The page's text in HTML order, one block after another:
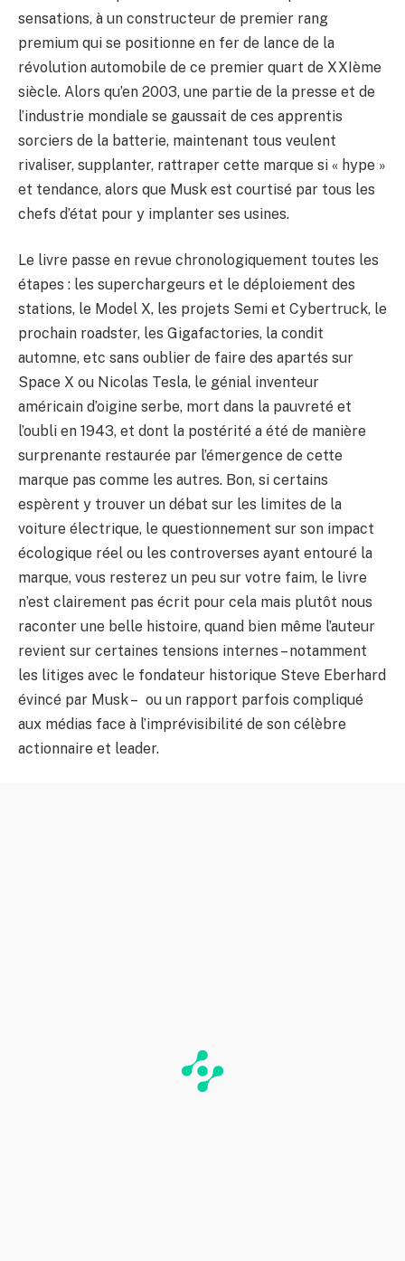
sensations, à un constructeur de premier rang
premium qui se positionne en fer de lance de la
révolution automobile de ce premier quart de XXIème
siècle. Alors qu’en 2003, une partie de la presse et de
l’industrie mondiale se gaussait de ces apprentis
sorciers de la batterie, maintenant tous veulent
rivaliser, supplanter, rattraper cette marque si « hype »
et tendance, alors que Musk est courtisé par tous les
chefs d’état pour y implanter ses usines.
Le livre passe en revue chronologiquement toutes les
étapes : les superchargeurs et le déploiement des
stations, le Model X, les projets Semi et Cybertruck, le
prochain roadster, les Gigafactories, la condit
automne, etc sans oublier de faire des apartés sur
Space X ou Nicolas Tesla, le génial inventeur
américain d’oigine serbe, mort dans la pauvreté et
l’oubli en 1943, et dont la postérité a été de manière
surprenante restaurée par l’émergence de cette
marque pas comme les autres. Bon, si certains
espèrent y trouver un débat sur les limites de la
voiture électrique, le questionnement sur son impact
écologique réel ou les controverses ayant entouré la
marque, vous resterez un peu sur votre faim, le livre
n’est clairement pas écrit pour cela mais plutôt nous
raconter une belle histoire, quand bien même l’auteur
revient sur certaines tensions internes – notamment
les litiges avec le fondateur historique Steve Eberhard
évincé par Musk – ou un rapport parfois compliqué
aux médias face à l’imprévisibilité de son célèbre
actionnaire et leader.